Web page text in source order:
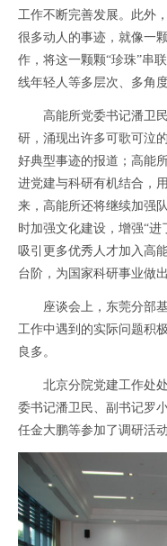
工作不断完善发展。此外
很多动人的事迹，就像一
作，将这一颗颗“珍珠”串
线年轻人等多层次、多角
高能所党委书记潘卫民
研，涌现出许多可歌可泣
好典型事迹的报道；高能
进党建与科研有机结合，
来，高能所还将继续加强
时加强文化建设，增强“进
吸引更多优秀人才加入高
台阶，为国家科研事业做
座谈会上，东莞分部基
工作中遇到的实际问题积
良多。
北京分院党建工作处处
委书记潘卫民、副书记罗
任金大鹏等参加了调研活动